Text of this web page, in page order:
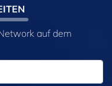
auf dem